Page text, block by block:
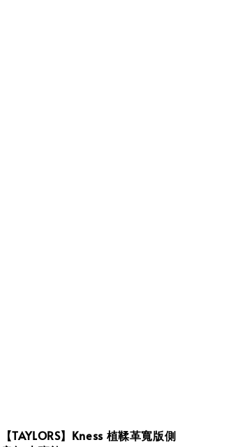
【TAYLORS】Kness 植鞣革寬版側